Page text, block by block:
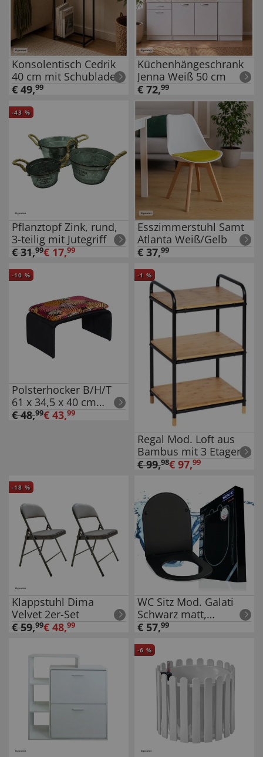
Konsolentisch Cedrik
40 cm mit Schublade
Weiß-Schwarz
€ 49,99
Küchenhängeschrank
Jenna Weiß 50 cm
€ 72,99
-43 %
Pflanztopf Zink, rund,
3-teilig mit Jutegriff
€31,99€ 17,99
Esszimmerstuhl Samt
Atlanta Weiß/Gelb
€ 37,99
-10 %
Polsterhocker B/H/T
61 x 34,5 x 40 cm
Vance Leaf Rot
€48,99€ 43,99
-1 %
Regal Mod. Loft aus
Bambus mit 3 Etagen,
Badezimmerregal,
€99,98€ 97,99
-18 %
Klappstuhl Dima
Velvet 2er-Set
€59,99€ 48,99
WC Sitz Mod. Galati
Schwarz matt,
Toilettendeckel in D-
Absenkautomatik
€ 57,99
-6 %